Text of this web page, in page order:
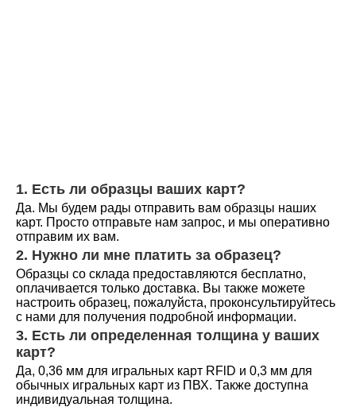
1. Есть ли образцы ваших карт?
Да. Мы будем рады отправить вам образцы наших
карт. Просто отправьте нам запрос, и мы оперативно
отправим их вам.
2. Нужно ли мне платить за образец?
Образцы со склада предоставляются бесплатно,
оплачивается только доставка. Вы также можете
настроить образец, пожалуйста, проконсультируйтесь
с нами для получения подробной информации.
3. Есть ли определенная толщина у ваших
карт?
Да, 0,36 мм для игральных карт RFlD и 0,3 мм для
обычных игральных карт из ПВХ. Также доступна
индивидуальная толщина.